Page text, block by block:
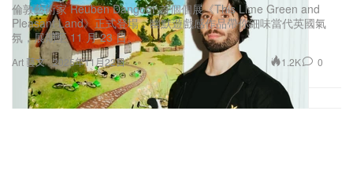
Art 藝文
倫敦藝術家 Reuben Dangoor 首個個展《This Lime Green and
Pleasant Land》正式登場，幽默遊戲感作品帶你細味當代英國氣
氛，展期至 11 月 23 日。
2025年11月22日 1.2K 0